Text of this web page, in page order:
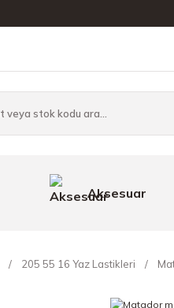
Aksesuar
205 55 16 Yaz Lastikleri